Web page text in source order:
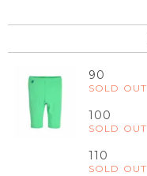
90
SOLD OUT
100
SOLD OUT
110
SOLD OUT